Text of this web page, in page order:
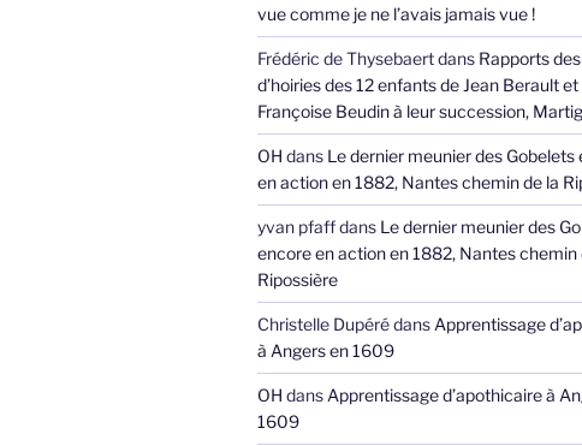
vue comme je ne l’avais jamais vue !
Frédéric de Thysebaertdans Rapports
d’hoiries des 12 enfants de Jean Berault et
Françoise Beudin à leur succession,
OH dans Le dernier meunier des Gobelets
en action en 1882, Nantes chemin de la
yvan pfaffdans Le dernier meunier des
encore en action en 1882, Nantes chemin
Ripossière
Christelle Dupérédans Apprentissage
à Angers en 1609
OH dans Apprentissage d’apothicaire à
1609